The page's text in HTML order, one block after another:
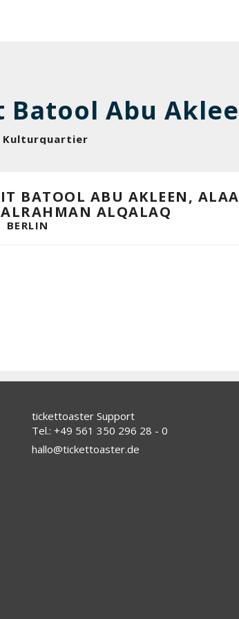
Kulturquartier
BATOOL ABU AKLEEN, ALAA
ALQALAQ
BERLIN
tickettoaster Support
Tel.: +49 561 350 296 28 - 0
hallo@tickettoaster.de